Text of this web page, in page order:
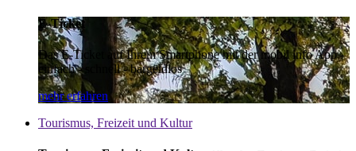
E-Ticket
Das E-Ticket auf Ihrem Smartphone mit der mobil info App -
einfach - schnell - bargeldlos
mehr erfahren
Tourismus, Freizeit und Kultur